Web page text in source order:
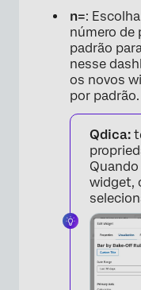
n=:
número de
padrão
nesse
os novos
por padrão.
Qdica:
widget,